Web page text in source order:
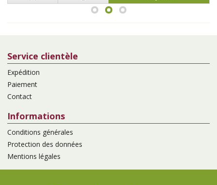
Service clientèle
Expédition
Paiement
Contact
Informations
Conditions générales
Protection des données
Mentions légales